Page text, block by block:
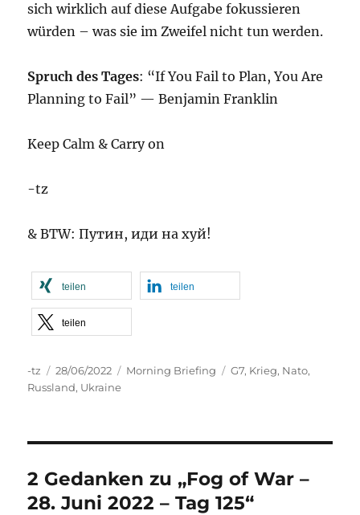
sich wirklich auf diese Aufgabe fokussieren
würden – was sie im Zweifel nicht tun werden.
Spruch des Tages: “If You Fail to Plan, You Are
Planning to Fail” — Benjamin Franklin
Keep Calm & Carry on
-tz
& BTW: Путин, иди на хуй!
teilen teilen
teilen
Autor
-tz
Veröffentlicht
am
28/06/2022 Kategorien
Morning Briefing Schlagwörter
G7, Krieg, Nato,
Russland, Ukraine
2 Gedanken zu „Fog of War –
28. Juni 2022 – Tag 125“